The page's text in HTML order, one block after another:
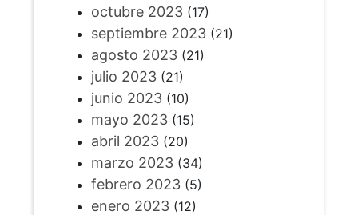
octubre 2023(17)
septiembre 2023(21)
agosto 2023(21)
julio 2023(21)
junio 2023(10)
mayo 2023(15)
abril 2023(20)
marzo 2023(34)
febrero 2023(5)
enero 2023(12)